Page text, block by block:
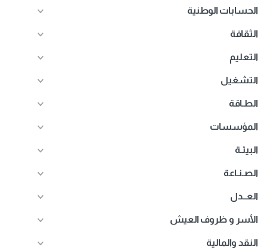
الحسابات الوطنية
الثقافة
التعليم
التشغيل
الطـاقة
المؤسسات
البيئـة
الصـنـاعة
العــدل
الأسر و ظروف العيش
النقد والمالية